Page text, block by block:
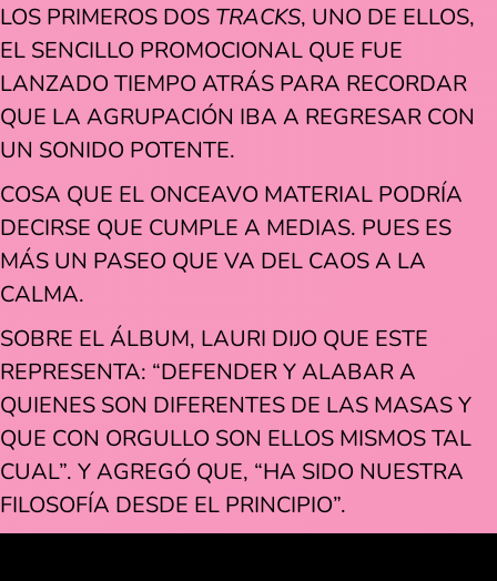
LOS PRIMEROS DOS TRACKS, UNO DE ELLOS,
EL SENCILLO PROMOCIONAL QUE FUE
LANZADO TIEMPO ATRÁS PARA RECORDAR
QUE LA AGRUPACIÓN IBA A REGRESAR CON
UN SONIDO POTENTE.
COSA QUE EL ONCEAVO MATERIAL PODRÍA
DECIRSE QUE CUMPLE A MEDIAS. PUES ES
MÁS UN PASEO QUE VA DEL CAOS A LA
CALMA.
SOBRE EL ÁLBUM, LAURI DIJO QUE ESTE
REPRESENTA: “DEFENDER Y ALABAR A
QUIENES SON DIFERENTES DE LAS MASAS Y
QUE CON ORGULLO SON ELLOS MISMOS TAL
CUAL”. Y AGREGÓ QUE, “HA SIDO NUESTRA
FILOSOFÍA DESDE EL PRINCIPIO”.